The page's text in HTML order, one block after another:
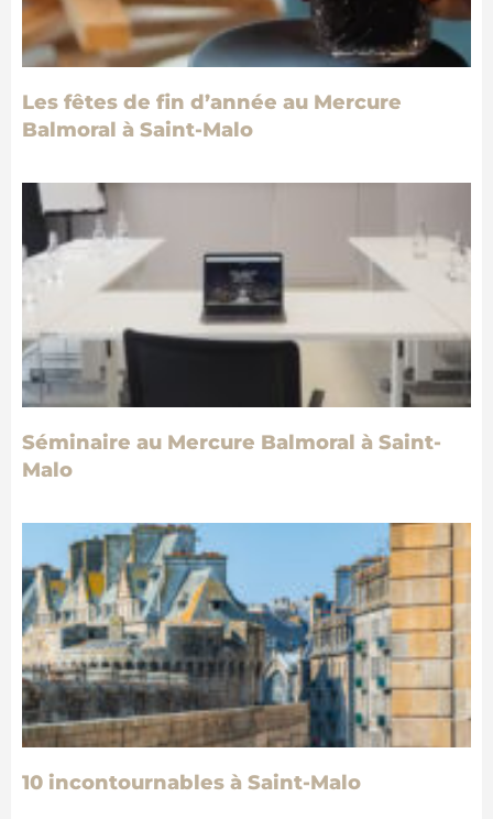
Les fêtes de fin d’année au Mercure
Balmoral à Saint-Malo
Séminaire au Mercure Balmoral à Saint-
Malo
10 incontournables à Saint-Malo